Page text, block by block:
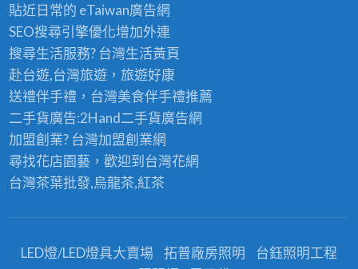
貼近日常的 eTaiwan廣告網
SEO搜尋引擎優化增加外連
搜尋生活服務? 台灣生活黃頁
赴台遊,台灣旅遊，旅遊好康
送禮伴手禮，台灣美食伴手禮推薦
二手貨廣告:2Hand二手貨廣告網
加盟創業? 台灣加盟創業網
尋找花店園藝，歡迎到台灣花網
台灣茶葉批發,烏龍茶,紅茶
LED燈/LED燈具大賣場 拓普廠房照明
台鈺照明工程